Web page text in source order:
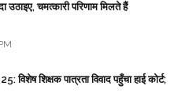
उठाइए, चमत्कारी परिणाम मिलते हैं
विशेष शिक्षक पात्रता विवाद पहुँचा हाई कोर्ट;